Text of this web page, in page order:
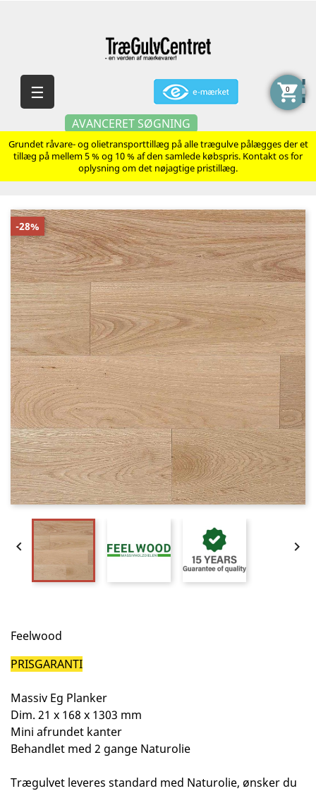
AVANCERET SØGNING
shopping_cart
0
Skift
navigation
☰
Grundet råvare- og olietransporttillæg på alle trægulve pålægges der et
tillæg på mellem 5 % og 10 % af den samlede købspris. Kontakt os for
oplysning om det nøjagtige pristillæg.
-28%
 
Feelwood
PRISGARANTI
Massiv Eg Planker
Dim. 21 x 168 x 1303 mm
Mini afrundet kanter
Behandlet med 2 gange Naturolie
Trægulvet leveres standard med Naturolie, ønsker du